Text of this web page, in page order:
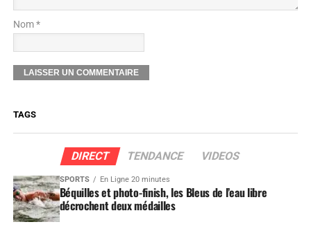
Nom *
TAGS
DIRECT TENDANCE VIDEOS
SPORTS En Ligne 20 minutes
Béquilles et photo-finish, les Bleus de l’eau libre
décrochent deux médailles